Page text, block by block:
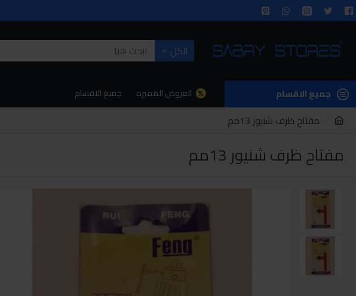
الكل
جميع الاقسام العروض المميزه جميع الاقسام
مفتاح ظرف شنيور 13مم
مفتاح ظرف شنيور 13مم